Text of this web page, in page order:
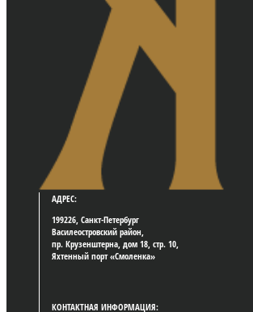
АДРЕС:
199226, Санкт-Петербург
Василеостровский район,
пр. Крузенштерна, дом 18, стр. 10,
Яхтенный порт «Смоленка»
КОНТАКТНАЯ ИНФОРМАЦИЯ: